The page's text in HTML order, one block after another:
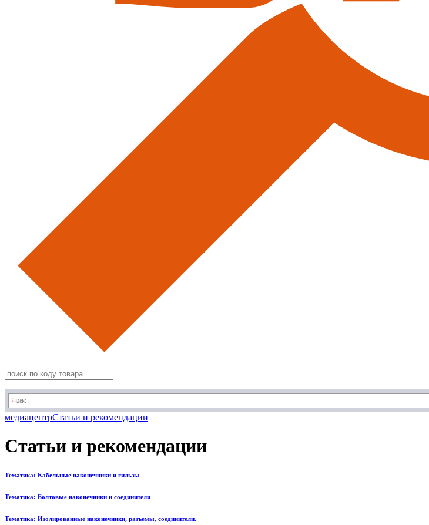
медиацентрСтатьи и рекомендации
Статьи и рекомендации
Тематика: Кабельные наконечники и гильзы
Тематика: Болтовые наконечники и соединители
Тематика: Изолированные наконечники, разъемы, соединители.